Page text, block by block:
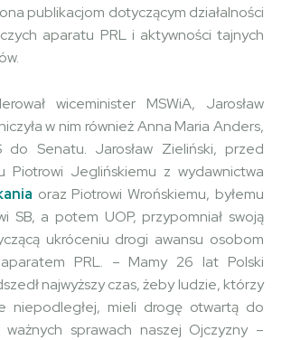
publikacjom dotyczącym działalności
aparatu PRL i aktywności tajnych
wiceminister MSWiA, Jarosław
w nim również Anna Maria Anders,
do Senatu. Jarosław Zieliński, przed
Piotrowi Jeglińskiemu z wydawnictwa
oraz Piotrowi Wrońskiemu, byłemu
SB, a potem UOP, przypomniał swoją
ukróceniu drogi awansu osobom
PRL. – Mamy 26 lat Polski
najwyższy czas, żeby ludzie, którzy
niepodległej, mieli drogę otwartą do
sprawach naszej Ojczyzny –